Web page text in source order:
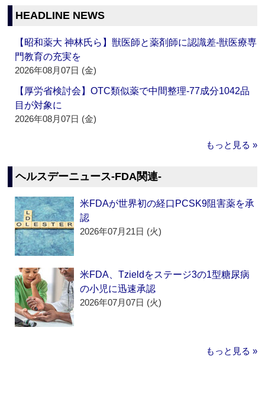
HEADLINE NEWS
【昭和薬大 神林氏ら】獣医師と薬剤師に認識差‐獣医療専
門教育の充実を
2026年08月07日 (金)
【厚労省検討会】OTC類似薬で中間整理‐77成分1042品
目が対象に
2026年08月07日 (金)
もっと見る »
ヘルスデーニュース‐FDA関連‐
米FDAが世界初の経口PCSK9阻害薬を承
認
2026年07月21日 (火)
米FDA、Tzieldをステージ3の1型糖尿病
の小児に迅速承認
2026年07月07日 (火)
もっと見る »